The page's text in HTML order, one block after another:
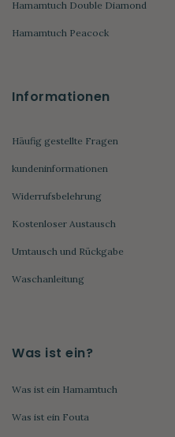
Hamamtuch Double Diamond
Hamamtuch Peacock
Informationen
Häufig gestellte Fragen
kundeninformationen
Widerrufsbelehrung
Kostenloser Austausch
Umtausch und Rückgabe
Waschanleitung
Was ist ein?
Was ist ein Hamamtuch
Was ist ein Fouta